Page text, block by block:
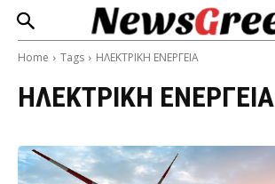
Home Tags ΗΛΕΚΤΡΙΚΗ ΕΝΕΡΓΕΙΑ
ΗΛΕΚΤΡΙΚΗ ΕΝΕΡΓΕΙΑ